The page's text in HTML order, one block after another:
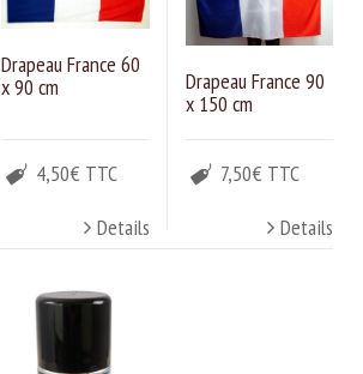
Drapeau France 60
x 90 cm
4,50€ TTC
Details
Drapeau France 90
x 150 cm
7,50€ TTC
Details